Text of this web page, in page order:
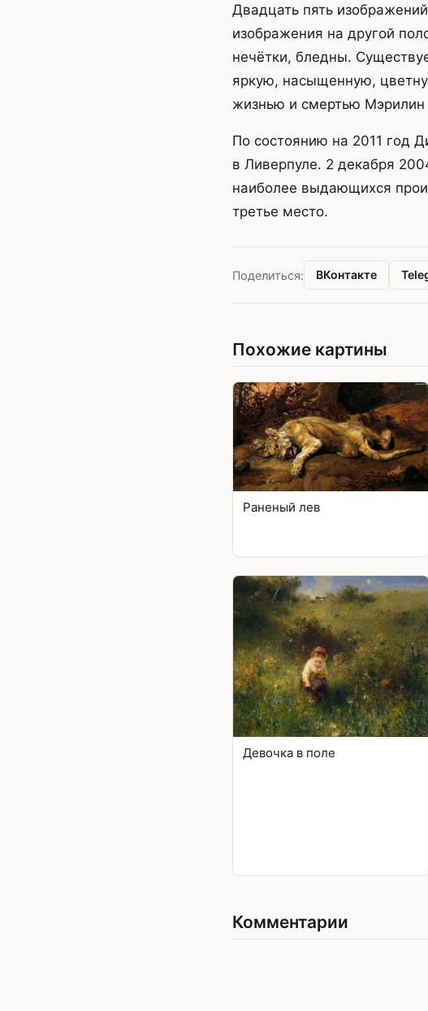
Двадцать пять
изображения на другой
нечётки, бледны.
яркую, насыщенную,
жизнью и смертью
По состоянию на 2011 год
в Ливерпуле. 2 декабря
наиболее выдающихся
третье место.
Поделиться: ВКонтакте
Похожие картины
Раненый лев
Девочка в поле
Комментарии